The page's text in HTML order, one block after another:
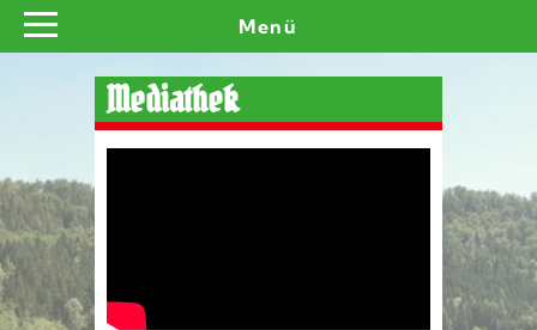
Menü
Mediathek